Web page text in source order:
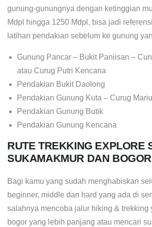
gunung-gunungnya dengan ketinggian
Mdpl hingga 1250 Mdpl, bisa jadi
latihan pendakian sebelum ke gunung
Gunung Pancar – Bukit Paniisan –
atau Curug Putri Kencana
Pendakian Bukit Daolong
Pendakian Gunung Kuta – Curug
Pendakian Gunung Butik
Pendakian Gunung Kencana
RUTE TREKKING EXPLORE
SUKAMAKMUR DAN BOGOR
Bagi kamu yang sudah menghabiskan
beginner, middle dan hard yang ada di
salahnya mencoba jalur hiking & trekking
bogor yang lebih panjang atau mencari